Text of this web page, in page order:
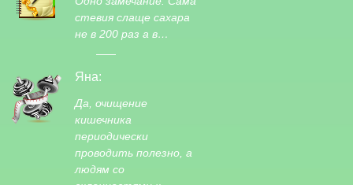
стевия слаще сахара
не в 200 раз а в…
Яна:
Да, очищение
кишечника
периодически
проводить полезно, а
людям со